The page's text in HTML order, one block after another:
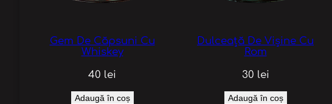
Gem De Căpsuni Cu
Whiskey
40 lei
Adaugă în coș
Dulceață De Vișine Cu
Rom
30 lei
Adaugă în coș